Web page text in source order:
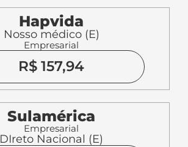
Hapvida
Nosso médico (E)
Empresarial
R$ 157,94
Sulamérica
Empresarial
DIreto Nacional (E)